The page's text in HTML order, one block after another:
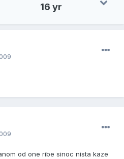
16 yr
od one ribe sinoc nista kaze